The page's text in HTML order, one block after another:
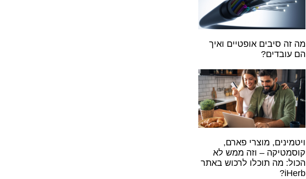
מה זה סיבים אופטיים ואיך
הם עובדים?
ויטמינים, מוצרי פארם,
קוסמטיקה – וזה ממש לא
הכול: מה תוכלו לרכוש באתר
iHerb?